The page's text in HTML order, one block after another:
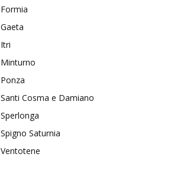
Formia
Gaeta
Itri
Minturno
Ponza
Santi Cosma e Damiano
Sperlonga
Spigno Saturnia
Ventotene